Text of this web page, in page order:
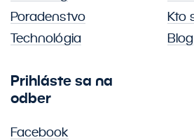
Poradenstvo
Technológia
Kto
Blog
Prihláste sa na
odber
Facebook